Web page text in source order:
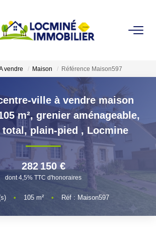
ACHETER
LOUER
ESTIMER
L'AGENCE
Qui Sommes Nous
vendre Maison Référence Maison597
ville à vendre maison
m², grenier aménageable,
plain-pied , Locmine
282 150 €
dont 4,5% TTC d'honoraires
• 105 m² • Réf : Maison597